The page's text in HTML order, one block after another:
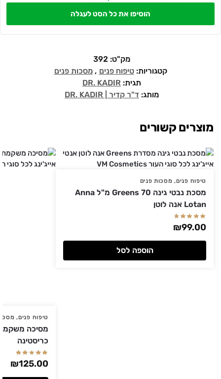
הוסיפו את כל הסט לעגלה
מק"ט: 392
קטגוריות:טיפוח פנים ,מסכות פנים
תגית: DR. KADIR
מותג: ד"ר קדיר | DR. KADIR
מוצרים קשורים
טיפוח פנים, מסכות פנים
מסכת נבטי גינה Greens 70 מ"ל Anna
Lotan אנה לוטן
₪99.00
הוספה לסל
טיפוח פנים,
כריסטינה
₪125.00